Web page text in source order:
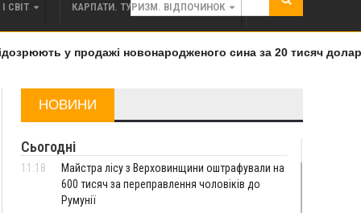
СВІТ КАРПАТИ. ТУРИЗМ. ВІДПОЧИНОК
у продажі новонародженого сина за 20 тисяч доларів
НОВИНИ
Сьогодні
11:18
Майстра лісу з Верховинщини оштрафували на
600 тисяч за переправлення чоловіків до
Румунії